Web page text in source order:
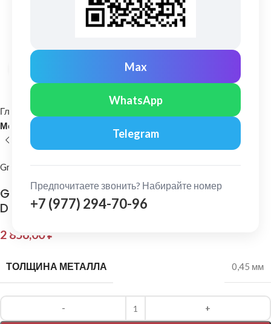
Max
WhatsApp
Telegram
Предпочитаете звонить? Набирайте номер
+7 (977) 294-70-96
Нажмите, чтобы увеличить
Главная
Металлочерепица и комплектующие
Grand Line
Grand Line: Конек плоский 150х40х150 мм
Drap 0,45 мм Ral 8017
2 856,00₽
ТОЛЩИНА МЕТАЛЛА 0,45 мм
Alternative: